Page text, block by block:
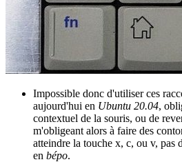
Impossible donc d'utiliser ces
aujourd'hui en Ubuntu 20.04,
contextuel de la souris, ou de
m'obligeant alors à faire des
atteindre la touche x, c, ou v, pas
en bépo.